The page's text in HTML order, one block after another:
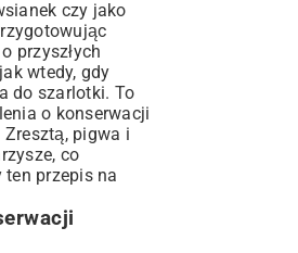
czy jako
przyszłych
wtedy, gdy
do szarlotki. To
o konserwacji
pigwa i
co
ten przepis na